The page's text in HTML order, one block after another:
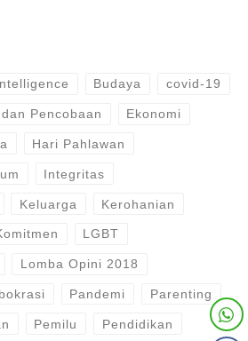
Budaya covid-19
Pencobaan Ekonomi
Hari Pahlawan
Integritas
Keluarga Kerohanian
LGBT
Lomba Opini 2018
Pandemi Parenting
Pemilu Pendidikan